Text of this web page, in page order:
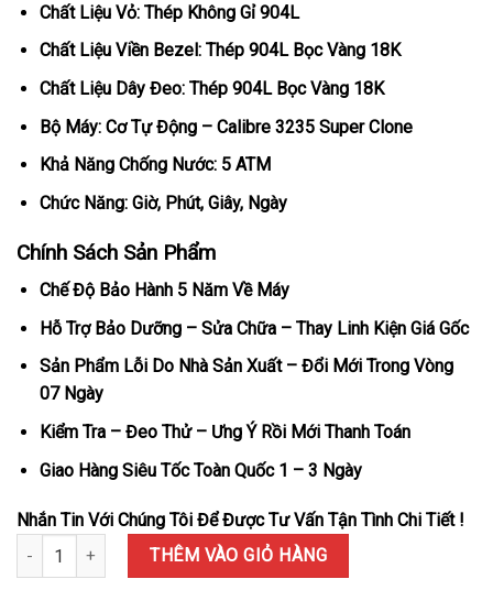
Chất Liệu Vỏ: Thép Không Gỉ 904L
Chất Liệu Viền Bezel: Thép 904L Bọc Vàng 18K
Chất Liệu Dây Đeo: Thép 904L Bọc Vàng 18K
Bộ Máy: Cơ Tự Động – Calibre 3235 Super Clone
Khả Năng Chống Nước: 5 ATM
Chức Năng: Giờ, Phút, Giây, Ngày
Chính Sách Sản Phẩm
Chế Độ Bảo Hành 5 Năm Về Máy
Hỗ Trợ Bảo Dưỡng – Sửa Chữa – Thay Linh Kiện Giá Gốc
Sản Phẩm Lỗi Do Nhà Sản Xuất – Đổi Mới Trong Vòng
07 Ngày
Kiểm Tra – Đeo Thử – Ưng Ý Rồi Mới Thanh Toán
Giao Hàng Siêu Tốc Toàn Quốc 1 – 3 Ngày
Nhắn Tin Với Chúng Tôi Để Được Tư Vấn Tận Tình Chi Tiết !
Đồng Hồ Rolex Datejust 126331 Demi Mặt Xám Rep 1:1 Bọc
THÊM VÀO GIỎ HÀNG